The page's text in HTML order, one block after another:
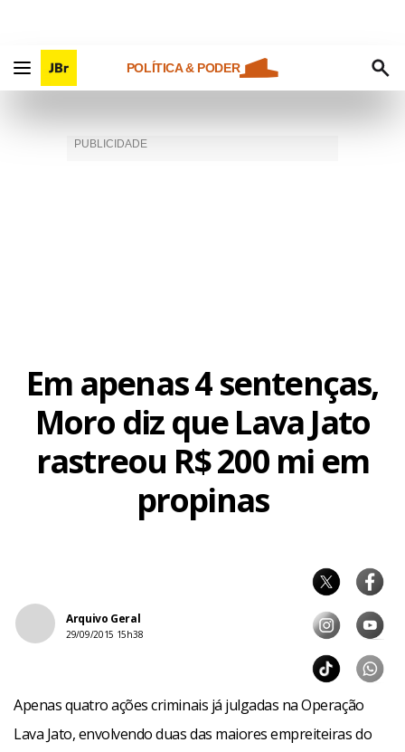
POLÍTICA & PODER
Em apenas 4 sentenças,
Moro diz que Lava Jato
rastreou R$ 200 mi em
propinas
Arquivo Geral
29/09/2015 15h38
Apenas quatro ações criminais já julgadas na Operação
Lava Jato, envolvendo duas das maiores empreiteiras do